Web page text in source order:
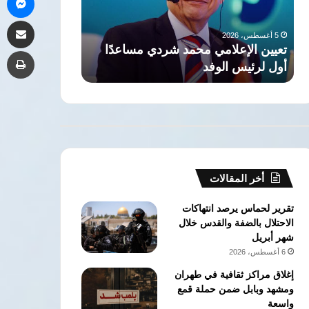
شردي مساعدًا
لتفجير
الأوضاع
بالمنطقة
5 أغسطس، 2026
مصر: انتهاكات إسرائيل بالقدس
لتفجير الأوضاع بالمنطقة
أخر المقالات
تقرير لحماس يرصد انتهاكات
الاحتلال بالضفة والقدس خلال
شهر أبريل
6 أغسطس، 2026
إغلاق مراكز ثقافية في طهران
ومشهد وبابل ضمن حملة قمع
واسعة